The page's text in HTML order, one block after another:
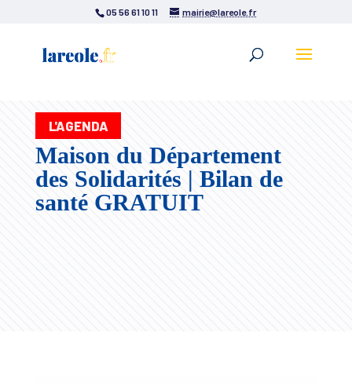
05 56 61 10 11 mairie@lareole.fr
L'AGENDA
Maison du Département
des Solidarités | Bilan de
santé GRATUIT